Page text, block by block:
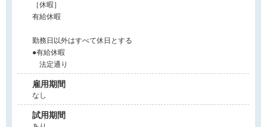
［休暇］
有給休暇
勤務日以外はすべて休日とする
●有給休暇
法定通り
雇用期間
なし
試用期間